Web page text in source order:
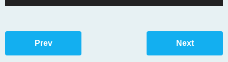
Player
Prev Next